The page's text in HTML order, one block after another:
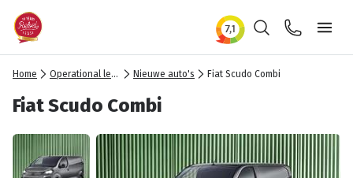
ZoekenContact
Home Operational lease Nieuwe auto's Fiat Scudo Combi
Fiat Scudo Combi